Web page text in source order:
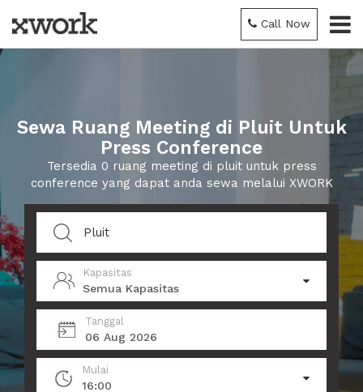
Call Now
Sewa Ruang Meeting di Pluit Untuk
Press Conference
Tersedia 0 ruang meeting di pluit untuk press
conference yang dapat anda sewa melalui XWORK
Kapasitas
Semua Kapasitas
Tanggal
06 Aug 2026
Mulai
16:00